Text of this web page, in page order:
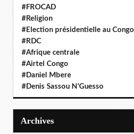
#FROCAD
#Religion
#Election présidentielle au Congo
#RDC
#Afrique centrale
#Airtel Congo
#Daniel Mbere
#Denis Sassou N'Guesso
Archives